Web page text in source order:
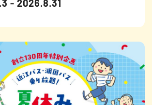
- 2026.8.31